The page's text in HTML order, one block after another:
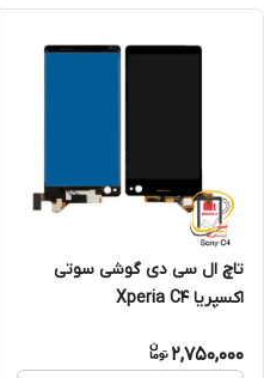
تاچ ال سی دی گوشی سوتی
اکسپریا Xperia C4
2,750,000